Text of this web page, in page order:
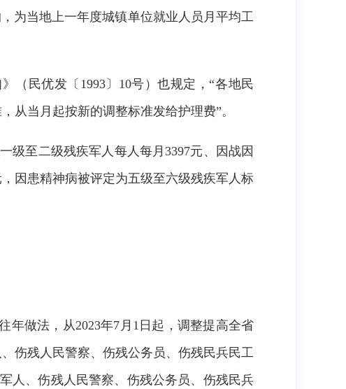
为当地上一年度城镇单位就业人员月平均工
（民优发〔 1993〕10号）也规定，“各地民
从当月起按新的调整标准发给护理费”。
级至二级残疾军人每人每月3397元、因战因
，因患精神病被评定为五级至六级残疾军人标
年做法，从2023年7月1日起，调整提高全省
伤残人民警察、伤残公务员、伤残民兵民工
人、伤残人民警察、伤残公务员、伤残民兵